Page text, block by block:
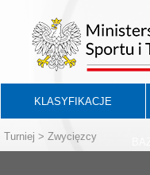
KLASYFIKACJE
Turniej > Zwycięzcy